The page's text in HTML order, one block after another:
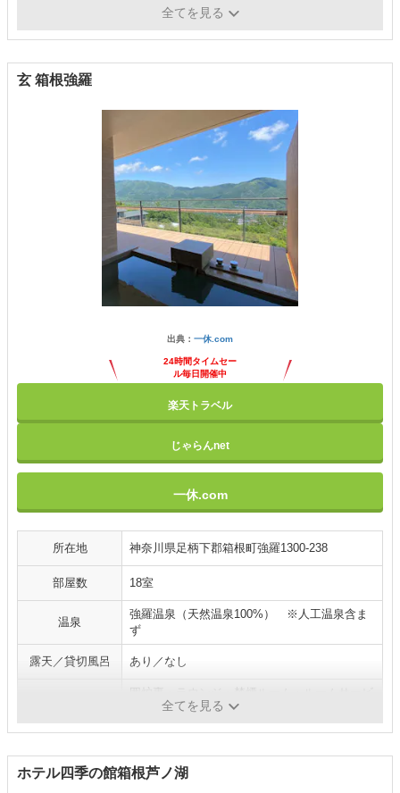
エステ・マッサージ・ゴルフ
全てを見る
玄 箱根強羅
出典： 一休.com
24時間タイムセー
ル毎日開催中
楽天トラベル
じゃらんnet
一休.com
所在地 神奈川県足柄下郡箱根町強羅1300-238
部屋数 18室
温泉
強羅温泉（天然温泉100%） ※人工温泉含ま
ず
露天／貸切風呂 あり／なし
ス・エステ・マッサージ
全てを見る
ホテル四季の館箱根芦ノ湖